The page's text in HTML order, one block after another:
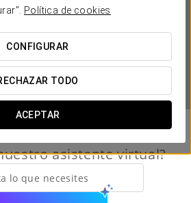
Política de cookies
CONFIGURAR
TODO
ACEPTAR
IR?
asistente virtual?
lo que necesites